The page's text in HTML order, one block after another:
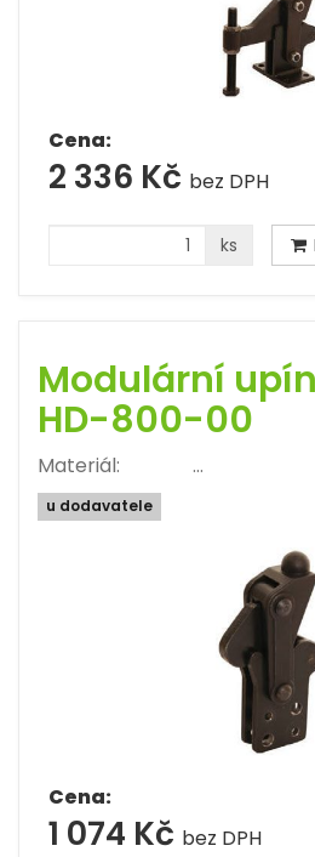
Cena:
2 336 Kč bez DPH
ks
Modulární
HD-800-00
Materiál: …
u dodavatele
Cena:
1 074 Kč bez DPH